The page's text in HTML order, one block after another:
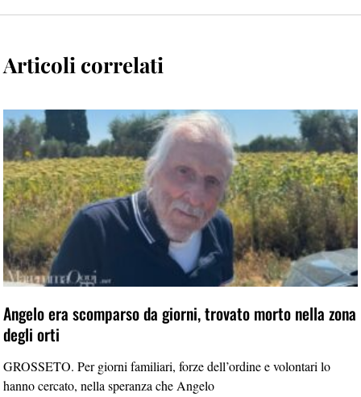
Articoli correlati
Angelo era scomparso da giorni, trovato morto nella zona
degli orti
GROSSETO. Per giorni familiari, forze dell’ordine e volontari lo
hanno cercato, nella speranza che Angelo